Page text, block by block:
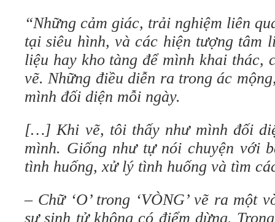
“Những cảm giác, trải nghiệm liên
tại siêu hình, và các hiện tượng tâm
liệu hay kho tàng để mình khai thác,
vẽ. Những điều diễn ra trong ác
mình đối diện mỗi ngày.
[…]Khi vẽ, tôi thấy như mình đối
mình. Giống như tự nói chuyện với
tình huống, xử lý tình huống và tìm
– Chữ ‘O’ trong ‘VÒNG’ vẽ ra một
sự sinh tử không có điểm dừng.